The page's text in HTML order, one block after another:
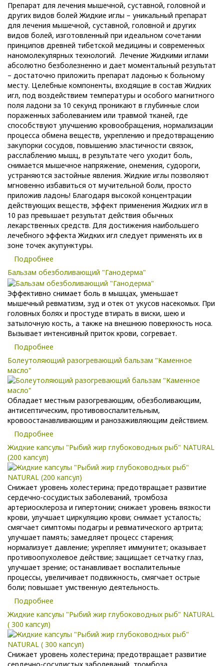
Препарат для лечения мышечной, суставной, головной и
других видов болей Жидкие иглы – уникальный препарат
для лечения мышечной, суставной, головной и других
видов болей, изготовленный при идеальном сочетании
принципов древней тибетской медицины и современных
наномолекулярных технологий. Лечение Жидкими иглами
абсолютно безболезненно и дает моментальный результат
– достаточно приложить препарат ладонью к больному
месту. Целебные компоненты, входящие в состав Жидких
игл, под воздействием температуры и особого магнитного
поля ладони за 10 секунд проникают в глубинные слои
пораженных заболеванием или травмой тканей, где
способствуют улучшению кровообращения, нормализации
процесса обмена веществ, укреплению и предотвращению
закупорки сосудов, повышению эластичности связок,
расслаблению мышц, в результате чего уходит боль,
снимается мышечное напряжение, онемения, судороги,
устраняются застойные явления. Жидкие иглы позволяют
мгновенно избавиться от мучительной боли, просто
приложив ладонь! Благодаря высокой концентрации
действующих веществ, эффект применения Жидких игл в
10 раз превышает результат действия обычных
лекарственных средств. Для достижения наибольшего
лечебного эффекта Жидких игл следует применять их в
зоне точек акупунктуры.
Подробнее
Бальзам обезболивающий "Ганодерма"
Эффективно снимает боль в мышцах, уменьшает
мышечный ревматизм, зуд и отек от укусов насекомых. При
головных болях и простуде втирать в виски, шею и
затылочную кость, а также на внешнюю поверхность носа.
Вызывает интенсивный приток крови, согревает.
Подробнее
Болеутоляющий разогревающий бальзам "Каменное
масло"
Обладает местным разогревающим, обезболивающим,
антисептическим, противовоспалительным,
кровоостанавливающим и ранозаживляющим действием.
Подробнее
Жидкие капсулы "Рыбий жир глубоководных рыб" NATURAL
(200 капсул)
Снижает уровень холестерина; предотвращает развитие
сердечно-сосудистых заболеваний, тромбоза
артериосклероза и гипертонии; снижает уровень вязкости
крови, улучшает циркуляцию крови; снимает усталость;
смягчает симптомы подагры и ревматического артрита;
улучшает память; замедляет процесс старения;
нормализует давление; укрепляет иммунитет; оказывает
противоопухолевое действие; защищает сетчатку глаз,
улучшает зрение; останавливает воспалительные
процессы, увеличивает подвижность, смягчает острые
боли; повышает умственную деятельность.
Подробнее
Жидкие капсулы "Рыбий жир глубоководных рыб" NATURAL
( 300 капсул)
Снижает уровень холестерина; предотвращает развитие
сердечно-сосудистых заболеваний, тромбоза